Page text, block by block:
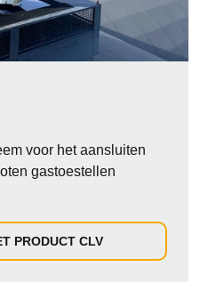
voor het aansluiten
gastoestellen
PRODUCT CLV